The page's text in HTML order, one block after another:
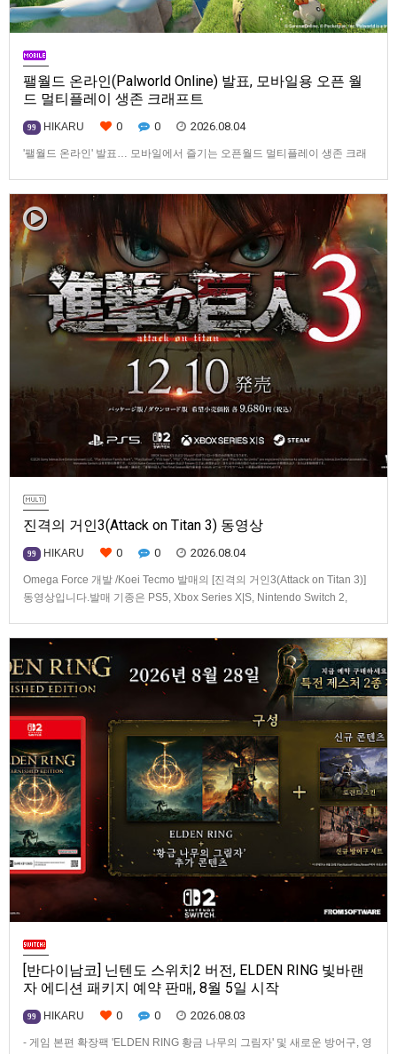
팰월드 온라인(Palworld Online) 발표, 모바일용 오픈 월
드 멀티플레이 생존 크래프트
99 HIKARU 0 0 2026.08.04
'팰월드 온라인' 발표… 모바일에서 즐기는 오픈월드 멀티플레이 생존 크래
인Pocketpair의 정식 라이선스를 받아, 글로벌 히트작 '팰월드(Palworld)'를
기반으로 한…
진격의 거인3(Attack on Titan 3) 동영상
99 HIKARU 0 0 2026.08.04
Omega Force 개발 /Koei Tecmo 발매의 [진격의 거인3(Attack on Titan 3)]
동영상입니다.발매 기종은 PS5, Xbox Series X|S, Nintendo Switch 2,
[반다이남코] 닌텐도 스위치2 버전, ELDEN RING 빛바랜
자 에디션 패키지 예약 판매, 8월 5일 시작
99 HIKARU 0 0 2026.08.03
- 게임 본편 확장팩 'ELDEN RING 황금 나무의 그림자' 및 새로운 방어구, 영